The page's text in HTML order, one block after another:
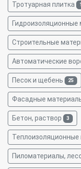
Тротуарная плитка 1
Гидроизоляционные
Строительные
Автоматические
Песок и щебень 25
Фасадные
Бетон, раствор 3
Пиломатериалы,